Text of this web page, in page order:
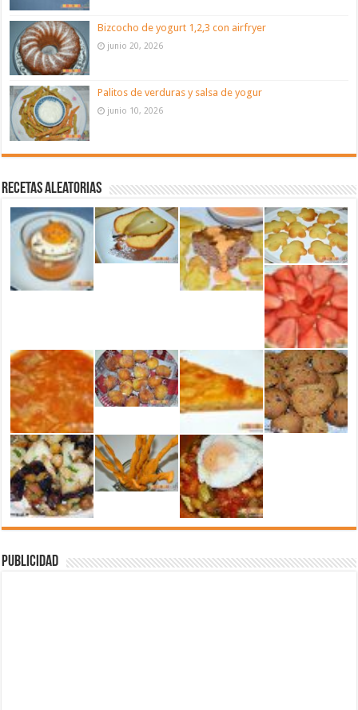
Bizcocho de yogurt 1,2,3 con airfryer
junio 20, 2026
Palitos de verduras y salsa de yogur
junio 10, 2026
Recetas aleatorias
Publicidad